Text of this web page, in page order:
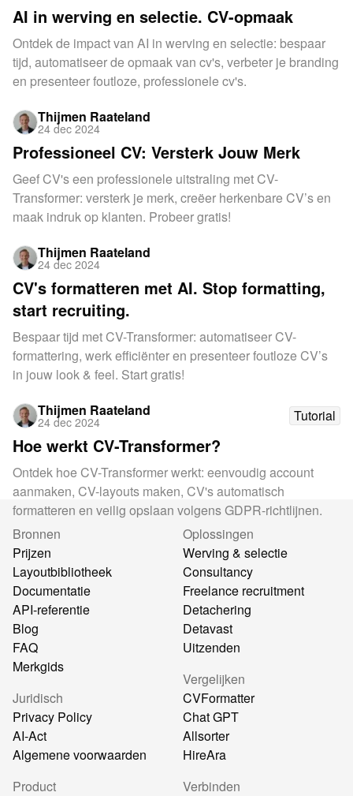
AI in werving en selectie. CV-opmaak
Ontdek de impact van AI in werving en selectie: bespaar
tijd, automatiseer de opmaak van cv's, verbeter je branding
en presenteer foutloze, professionele cv's.
Thijmen Raateland
24 dec 2024
Professioneel CV: Versterk Jouw Merk
Geef CV's een professionele uitstraling met CV-
Transformer: versterk je merk, creëer herkenbare CV’s en
maak indruk op klanten. Probeer gratis!
Thijmen Raateland
24 dec 2024
CV's formatteren met AI. Stop formatting,
start recruiting.
Bespaar tijd met CV-Transformer: automatiseer CV-
formattering, werk efficiënter en presenteer foutloze CV’s
in jouw look & feel. Start gratis!
Thijmen Raateland
24 dec 2024 Tutorial
Hoe werkt CV-Transformer?
Ontdek hoe CV-Transformer werkt: eenvoudig account
aanmaken, CV-layouts maken, CV's automatisch
formatteren en veilig opslaan volgens GDPR-richtlijnen.
Bronnen
Prijzen
Layoutbibliotheek
Documentatie
API-referentie
Blog
FAQ
Merkgids
Juridisch
Privacy Policy
AI-Act
Algemene voorwaarden
Product
Oplossingen
Werving & selectie
Consultancy
Freelance recruitment
Detachering
Detavast
Uitzenden
Vergelijken
CVFormatter
Chat GPT
Allsorter
HireAra
Verbinden